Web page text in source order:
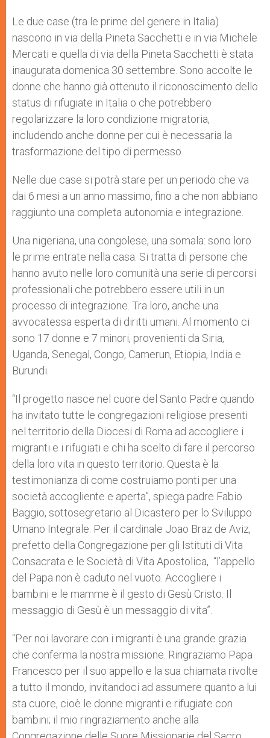
Le due case (tra le prime del genere in Italia)
nascono in via della Pineta Sacchetti e in via Michele
Mercati e quella di via della Pineta Sacchetti è stata
inaugurata domenica 30 settembre. Sono accolte le
donne che hanno già ottenuto il riconoscimento dello
status di rifugiate in Italia o che potrebbero
regolarizzare la loro condizione migratoria,
includendo anche donne per cui è necessaria la
trasformazione del tipo di permesso.
Nelle due case si potrà stare per un periodo che va
dai 6 mesi a un anno massimo, fino a che non abbiano
raggiunto una completa autonomia e integrazione.
Una nigeriana, una congolese, una somala: sono loro
le prime entrate nella casa. Si tratta di persone che
hanno avuto nelle loro comunità una serie di percorsi
professionali che potrebbero essere utili in un
processo di integrazione. Tra loro, anche una
avvocatessa esperta di diritti umani. Al momento ci
sono 17 donne e 7 minori, provenienti da Siria,
Uganda, Senegal, Congo, Camerun, Etiopia, India e
Burundi.
“Il progetto nasce nel cuore del Santo Padre quando
ha invitato tutte le congregazioni religiose presenti
nel territorio della Diocesi di Roma ad accogliere i
migranti e i rifugiati e chi ha scelto di fare il percorso
della loro vita in questo territorio. Questa è la
testimonianza di come costruiamo ponti per una
società accogliente e aperta”, spiega padre Fabio
Baggio, sottosegretario al Dicastero per lo Sviluppo
Umano Integrale. Per il cardinale Joao Braz de Aviz,
prefetto della Congregazione per gli Istituti di Vita
Consacrata e le Società di Vita Apostolica, “l’appello
del Papa non è caduto nel vuoto. Accogliere i
bambini e le mamme è il gesto di Gesù Cristo. Il
messaggio di Gesù è un messaggio di vita”.
“Per noi lavorare con i migranti è una grande grazia
che conferma la nostra missione. Ringraziamo Papa
Francesco per il suo appello e la sua chiamata rivolte
a tutto il mondo, invitandoci ad assumere quanto a lui
sta cuore, cioè le donne migranti e rifugiate con
bambini; il mio ringraziamento anche alla